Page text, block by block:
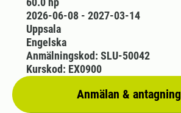
2026-06-08 - 2027-03-14
Uppsala
Engelska
Anmälan & antagning
Anmälningskod: SLU-50042
Kurskod: EX0900